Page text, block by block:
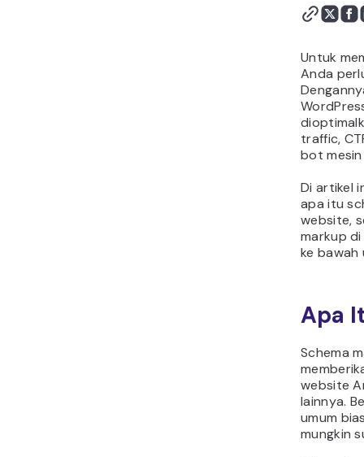
Untuk
Anda
traffic,
bot
Di artikel
apa itu
website,
markup
ke bawah
Apa
Schema
website
lainnya.
umum
mungkin